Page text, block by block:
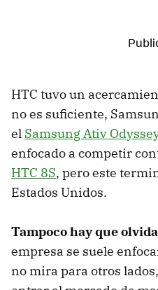
HTC tuvo un
no es suficiente,
el Samsung Ativ
enfocado a competir
HTC 8S, pero este
Estados Unidos.
Tampoco hay que
empresa se suele
no mira para otros